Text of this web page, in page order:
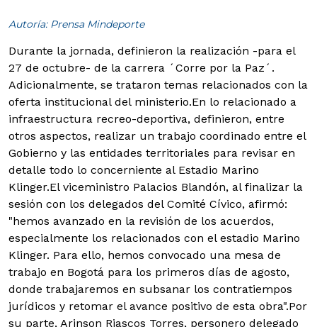
Autoría: Prensa Mindeporte
Durante la jornada, definieron la realización -para el
27 de octubre- de la carrera ´Corre por la Paz´.
Adicionalmente, se trataron temas relacionados con la
oferta institucional del ministerio.En lo relacionado a
infraestructura recreo-deportiva, definieron, entre
otros aspectos, realizar un trabajo coordinado entre el
Gobierno y las entidades territoriales para revisar en
detalle todo lo concerniente al Estadio Marino
Klinger.El viceministro Palacios Blandón, al finalizar la
sesión con los delegados del Comité Cívico, afirmó:
"hemos avanzado en la revisión de los acuerdos,
especialmente los relacionados con el estadio Marino
Klinger. Para ello, hemos convocado una mesa de
trabajo en Bogotá para los primeros días de agosto,
donde trabajaremos en subsanar los contratiempos
jurídicos y retomar el avance positivo de esta obra".Por
su parte, Arinson Riascos Torres, personero delegado